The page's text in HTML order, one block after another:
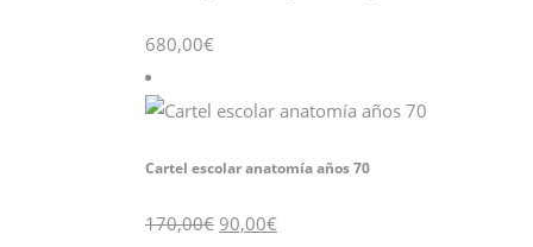
680,00€
Cartel escolar anatomía años 70
170,00€ El
precio
90,00€precio